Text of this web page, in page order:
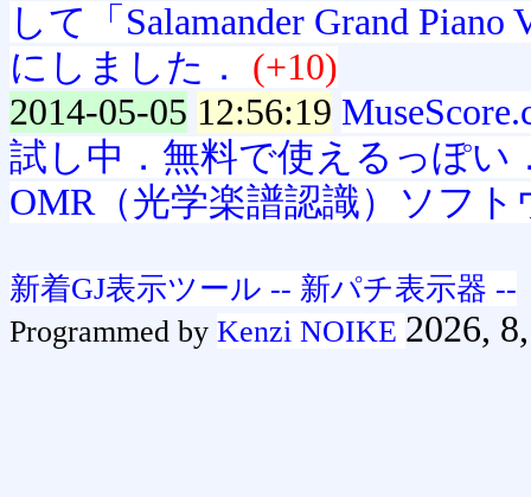
して「Salamander Grand
にしました．
(+10)
2014-05-05 12:56:19
試し中．無料で使えるっぽい
OMR（光学楽譜認識）ソフト
新着GJ表示ツール -- 新パチ表示器 --
Programmed by Kenzi NOIKE 2026,